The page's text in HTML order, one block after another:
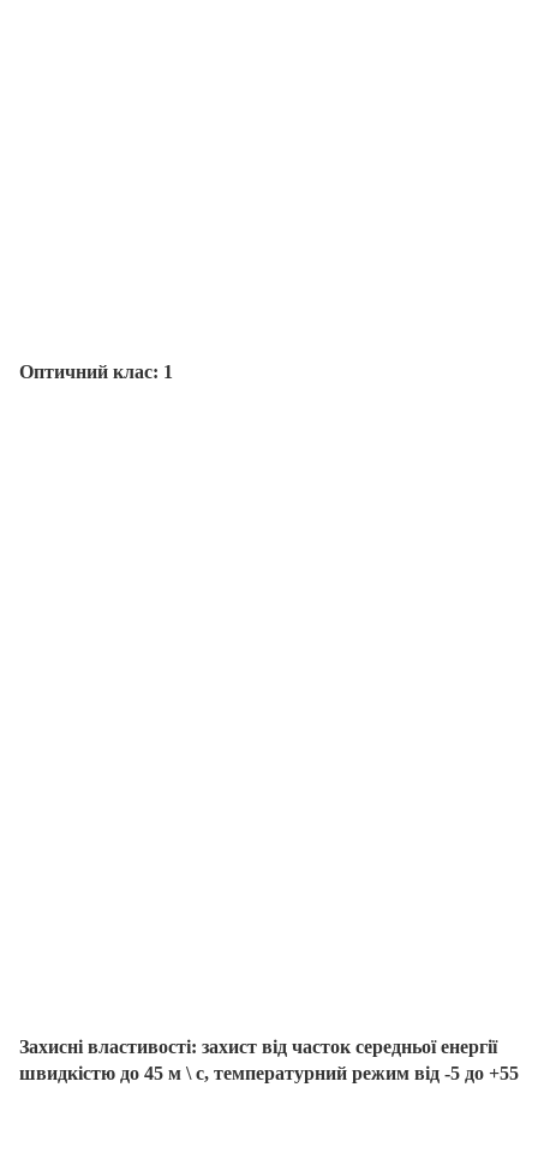
Оптичний клас: 1
Захисні властивості: захист від часток середньої енергії
швидкістю до 45 м \ с, температурний режим від -5 до +55